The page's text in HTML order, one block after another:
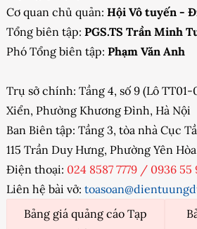
Cơ quan chủ quản: Hội Vô tuyến -
Tổng biên tập: PGS.TS Trần Minh
Phó Tổng biên tập: Phạm Văn Anh
Trụ sở chính: Tầng 4, số 9 (Lô TT01-
Xiển, Phường Khương Đình, Hà Nội
Ban Biên tập: Tầng 3, tòa nhà Cục
115 Trần Duy Hưng, Phường Yên
Điện thoại: 024 8587 7779 / 0936 55
Liên hệ bài vở:
Bảng giá quảng cáo Tạp